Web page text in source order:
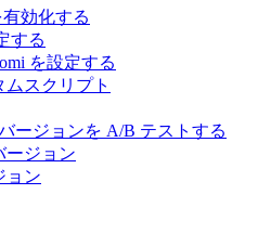
有効化する
する
を設定する
スクリプト
ージョンを A/B テストする
ージョン
ョン